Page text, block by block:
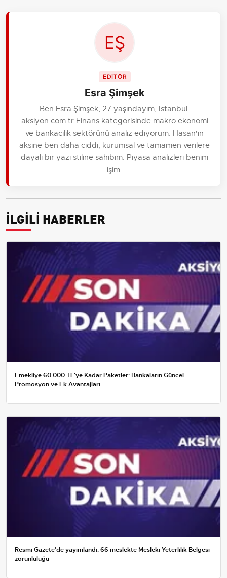
EDİTÖR
Esra Şimşek
Ben Esra Şimşek, 27 yaşındayım, İstanbul.
aksiyon.com.tr Finans kategorisinde makro ekonomi
ve bankacılık sektörünü analiz ediyorum. Hasan'ın
aksine ben daha ciddi, kurumsal ve tamamen verilere
dayalı bir yazı stiline sahibim. Piyasa analizleri benim
işim.
İLGİLİ HABERLER
Emekliye 60.000 TL'ye Kadar Paketler: Bankaların Güncel
Promosyon ve Ek Avantajları
Resmi Gazete'de yayımlandı: 66 meslekte Mesleki Yeterlilik Belgesi
zorunluluğu